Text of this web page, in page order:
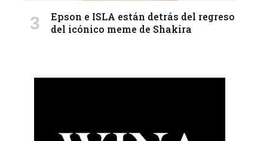
Epson e ISLA están detrás del regreso
del icónico meme de Shakira